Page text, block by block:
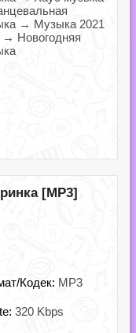
→ Музыка 2021
→ Новогодняя
[MP3]
Кодек: MP3
320 Kbps